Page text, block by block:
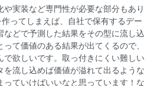
実装など専門性が必要な部分もあり
作ってしまえば、自社で保有するデー
などで予測した結果をその型に流し込
て価値のある結果が出てくるので、
で欲しいです。取っ付きにくい難しい
流し込めば価値が溢れて出るような
ていけばいいなと思っています！な